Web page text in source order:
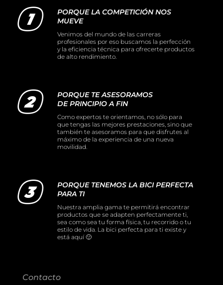
PORQUE LA COMPETICIÓN NOS
MUEVE
Venimos del mundo de las carreras
profesionales por eso buscamos la perfección
y la eficiencia técnica para ofrecerte productos
de alto rendimiento.
PORQUE TE ASESORAMOS
DE PRINCIPIO A FIN
Como expertos te orientamos, no sólo para
que tengas las mejores prestaciones, sino que
también te asesoramos para que disfrutes al
máximo de la experiencia de una nueva
movilidad.
PORQUE TENEMOS LA BICI PERFECTA
PARA TI
Nuestra amplia gama te permitirá encontrar
productos que se adapten perfectamente ti,
sea como sea tu forma física, tu recorrido o tu
estilo de vida. La bici perfecta para ti existe y
está aquí 🙂
Contacto